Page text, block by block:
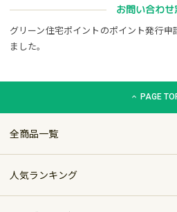
お問い合わせ
グリーン住宅ポイントのポイント発行
ました。
グリーン住宅ポイント交換商品カ
PAGE
全商品一覧
人気ランキング